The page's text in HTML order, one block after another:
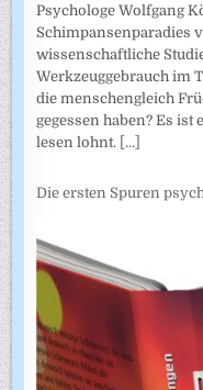
Psychologe Wolfgang
Schimpansenparadies
wissenschaftliche
Werkzeuggebrauch im
die menschengleich
gegessen haben? Es ist
lesen lohnt. [...]
Die ersten Spuren